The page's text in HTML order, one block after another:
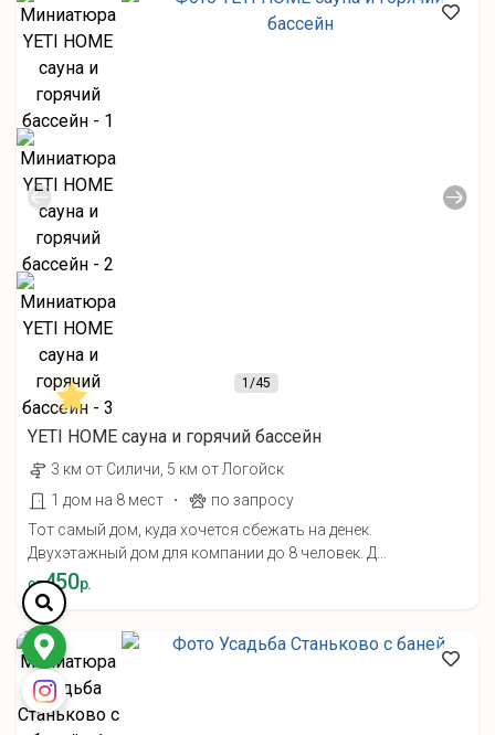
1/45
YETI HOME cауна и горячий бассейн
3 км от Силичи, 5 км от Логойск
1 дом на 8 мест
·
по запросу
Тот самый дом, куда хочется сбежать на денек.
Двухэтажный дом для компании до 8 человек. Д...
от450р.